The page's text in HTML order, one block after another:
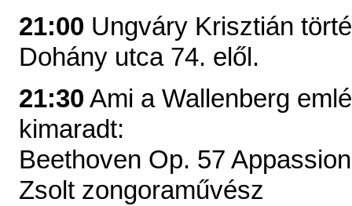
21:00 Ungváry Krisztián
Dohány utca 74. elől.
21:30 Ami a Wallenberg
kimaradt:
Beethoven Op. 57
Zsolt zongoraművész